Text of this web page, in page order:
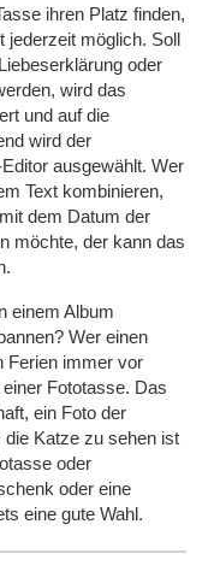
ihren Platz finden,
jederzeit möglich. Soll
oder
wird das
und auf die
wird der
ausgewählt. Wer
Text kombinieren,
dem Datum der
möchte, der kann das
einem Album
Wer einen
Ferien immer vor
Fototasse. Das
ein Foto der
die Katze zu sehen ist
oder
oder eine
eine gute Wahl.